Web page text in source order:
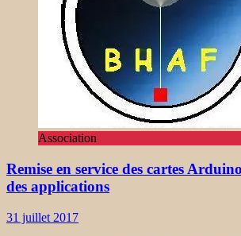
Association
Remise en service des cartes
des applications
31 juillet 2017